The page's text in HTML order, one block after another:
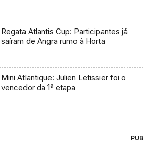
Regata Atlantis Cup: Participantes já
saíram de Angra rumo à Horta
Mini Atlantique: Julien Letissier foi o
vencedor da 1ª etapa
PUB